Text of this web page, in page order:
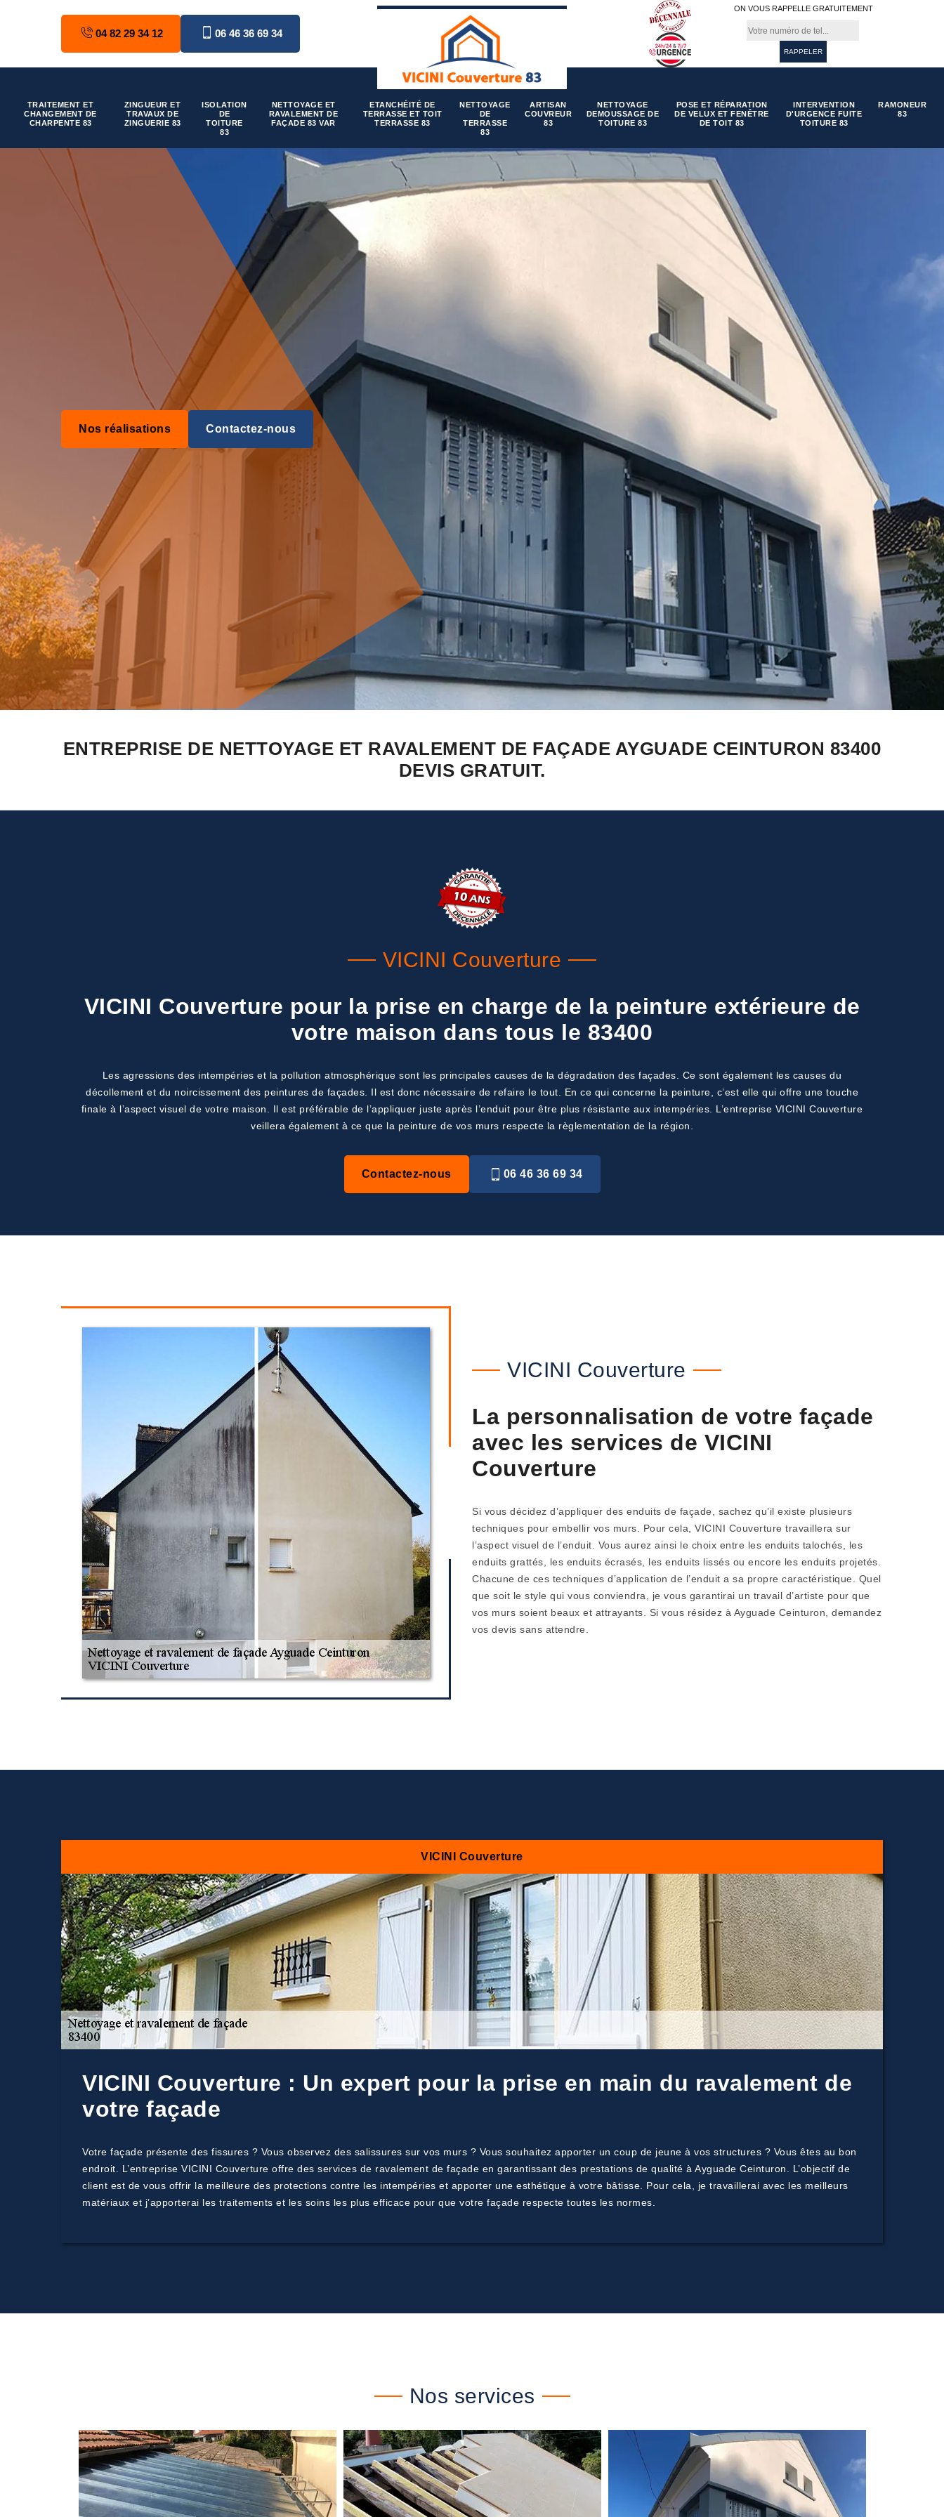
04 82 29 34 12 06 46 36 69 34
ON VOUS RAPPELLE GRATUITEMENT
TRAITEMENT ET
CHANGEMENT DE
CHARPENTE 83
ZINGUEUR ET
TRAVAUX DE
ZINGUERIE 83
ISOLATION
DE
TOITURE
83
NETTOYAGE ET
RAVALEMENT DE
FAÇADE 83 VAR
ETANCHÉITÉ DE
TERRASSE ET TOIT
TERRASSE 83
NETTOYAGE
DE
TERRASSE
83
ARTISAN
COUVREUR
83
NETTOYAGE
DEMOUSSAGE DE
TOITURE 83
POSE ET RÉPARATION
DE VELUX ET FENÊTRE
DE TOIT 83
INTERVENTION
D'URGENCE FUITE
TOITURE 83
RAMONEUR
83
Nos réalisations Contactez-nous
ENTREPRISE DE NETTOYAGE ET RAVALEMENT DE FAÇADE AYGUADE CEINTURON 83400
DEVIS GRATUIT.
VICINI Couverture
VICINI Couverture pour la prise en charge de la peinture extérieure de
votre maison dans tous le 83400
Les agressions des intempéries et la pollution atmosphérique sont les principales causes de la dégradation des façades. Ce sont également les causes du
décollement et du noircissement des peintures de façades. Il est donc nécessaire de refaire le tout. En ce qui concerne la peinture, c’est elle qui offre une touche
finale à l’aspect visuel de votre maison. Il est préférable de l’appliquer juste après l’enduit pour être plus résistante aux intempéries. L’entreprise VICINI Couverture
veillera également à ce que la peinture de vos murs respecte la règlementation de la région.
Contactez-nous 06 46 36 69 34
VICINI Couverture
La personnalisation de votre façade
avec les services de VICINI
Couverture
Si vous décidez d’appliquer des enduits de façade, sachez qu’il existe plusieurs
techniques pour embellir vos murs. Pour cela, VICINI Couverture travaillera sur
l’aspect visuel de l’enduit. Vous aurez ainsi le choix entre les enduits talochés, les
enduits grattés, les enduits écrasés, les enduits lissés ou encore les enduits projetés.
Chacune de ces techniques d’application de l’enduit a sa propre caractéristique. Quel
que soit le style qui vous conviendra, je vous garantirai un travail d’artiste pour que
vos murs soient beaux et attrayants. Si vous résidez à Ayguade Ceinturon, demandez
vos devis sans attendre.
VICINI Couverture
VICINI Couverture : Un expert pour la prise en main du ravalement de
votre façade
Votre façade présente des fissures ? Vous observez des salissures sur vos murs ? Vous souhaitez apporter un coup de jeune à vos structures ? Vous êtes au bon
endroit. L’entreprise VICINI Couverture offre des services de ravalement de façade en garantissant des prestations de qualité à Ayguade Ceinturon. L’objectif de
client est de vous offrir la meilleure des protections contre les intempéries et apporter une esthétique à votre bâtisse. Pour cela, je travaillerai avec les meilleurs
matériaux et j’apporterai les traitements et les soins les plus efficace pour que votre façade respecte toutes les normes.
Nos services